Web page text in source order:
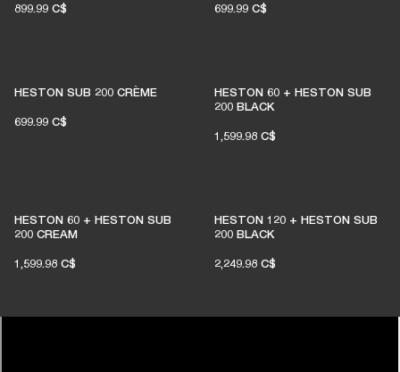
899.99 C$ 699.99 C$
HESTON SUB 200 CRÈME
699.99 C$
HESTON 60 + HESTON SUB
200 BLACK
1,599.98 C$
HESTON 60 + HESTON SUB
200 CREAM
1,599.98 C$
HESTON 120 + HESTON SUB
200 BLACK
2,249.98 C$